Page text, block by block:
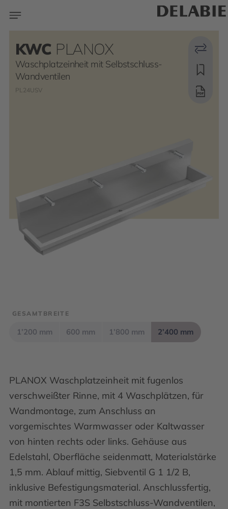
KWC PLANOX
Waschplatzeinheit mit Selbstschluss-
Wandventilen
PL24USV
PLANOX Waschplatzeinheit mit fugenlos
verschweißter Rinne, mit 4 Waschplätzen, für
Wandmontage, zum Anschluss an
vorgemischtes Warmwasser oder Kaltwasser
von hinten rechts oder links. Gehäuse aus
Edelstahl, Oberfläche seidenmatt, Materialstärke
1,5 mm. Ablauf mittig, Siebventil G 1 1/2 B,
inklusive Befestigungsmaterial. Anschlussfertig,
mit montierten F3S Selbstschluss-Wandventilen,
GESAMTBREITE
1’200 mm 600 mm 1’800 mm 2’400 mm